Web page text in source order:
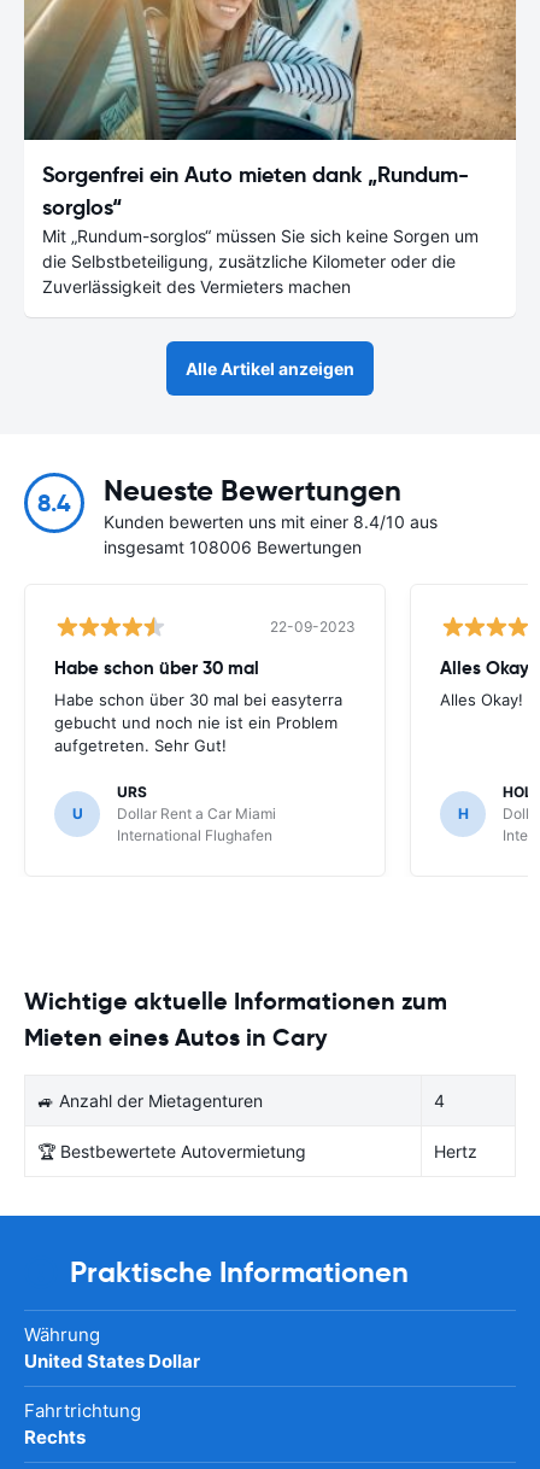
Sorgenfrei ein Auto mieten dank „Rundum-
sorglos“
Mit „Rundum-sorglos“ müssen Sie sich keine Sorgen um
die Selbstbeteiligung, zusätzliche Kilometer oder die
Zuverlässigkeit des Vermieters machen
Alle Artikel anzeigen
8.4 Neueste Bewertungen
Kunden bewerten uns mit einer 8.4/10 aus
insgesamt 108006 Bewertungen
22-09-2023
Habe schon über 30 mal
Habe schon über 30 mal bei easyterra
gebucht und noch nie ist ein Problem
aufgetreten. Sehr Gut!
U
URS
Dollar Rent a Car Miami
International Flughafen
Alles Okay!
Alles Okay!
H
Wichtige aktuelle Informationen zum
Mieten eines Autos in Cary
🚙 Anzahl der Mietagenturen 4
🏆 Bestbewertete Autovermietung Hertz
Praktische Informationen
Währung
United States Dollar
Fahrtrichtung
Rechts